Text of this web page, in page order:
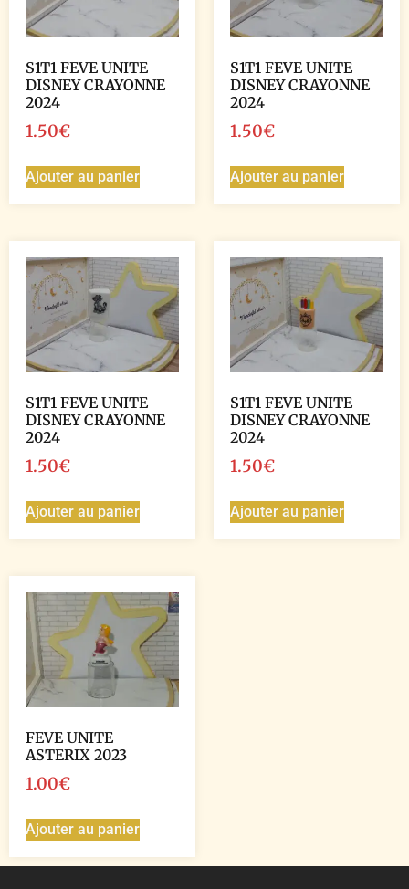
S1T1 FEVE UNITE
DISNEY CRAYONNE
2024
1.50€
Ajouter au panier
S1T1 FEVE UNITE
DISNEY CRAYONNE
2024
1.50€
Ajouter au panier
S1T1 FEVE UNITE
DISNEY CRAYONNE
2024
1.50€
Ajouter au panier
S1T1 FEVE UNITE
DISNEY CRAYONNE
2024
1.50€
Ajouter au panier
FEVE UNITE
ASTERIX 2023
1.00€
Ajouter au panier